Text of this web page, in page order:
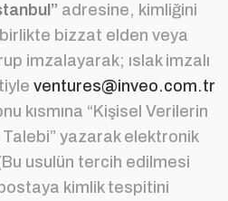
adresine, kimliğini
bizzat elden veya
imzalayarak; ıslak imzalı
ventures@inveo.com.tr
kısmına “Kişisel Verilerin
Talebi” yazarak elektronik
usulün tercih edilmesi
kimlik tespitini